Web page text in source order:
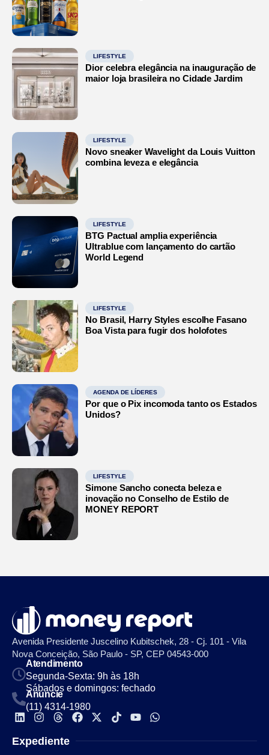
LIFESTYLE
Dior celebra elegância na inauguração de
maior loja brasileira no Cidade Jardim
LIFESTYLE
Novo sneaker Wavelight da Louis Vuitton
combina leveza e elegância
LIFESTYLE
BTG Pactual amplia experiência
Ultrablue com lançamento do cartão
World Legend
LIFESTYLE
No Brasil, Harry Styles escolhe Fasano
Boa Vista para fugir dos holofotes
AGENDA DE LÍDERES
Por que o Pix incomoda tanto os Estados
Unidos?
LIFESTYLE
Simone Sancho conecta beleza e
inovação no Conselho de Estilo de
MONEY REPORT
Avenida Presidente Juscelino Kubitschek, 28 - Cj. 101 - Vila
Nova Conceição, São Paulo - SP, CEP 04543-000
Atendimento
Segunda-Sexta: 9h às 18h
Sábados e domingos: fechado
Anuncie
(11) 4314-1980
Expediente